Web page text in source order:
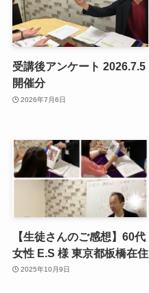
受講後アンケート 2026.7.5
開催分
2026年7月6日
【生徒さんのご感想】60代
女性 E.S 様 東京都板橋在住
2025年10月9日